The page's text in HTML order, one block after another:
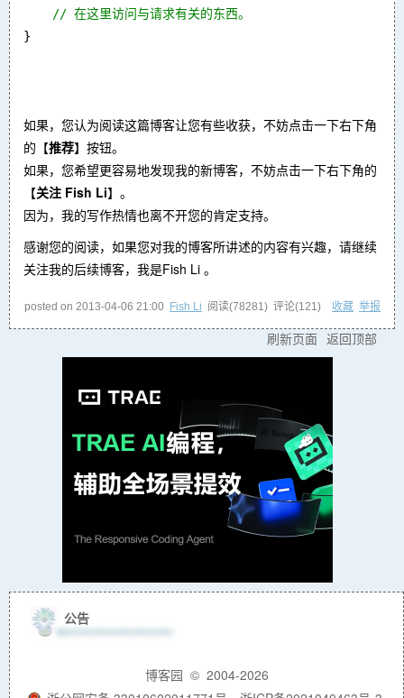
}
如果，您认为阅读这篇博客让您有些收获，不妨点击一下右下角
的 【推荐】 按钮。
如果，您希望更容易地发现我的新博客，不妨点击一下右下角的
【关注 Fish Li】 。
因为，我的写作热情也离不开您的肯定支持。
感谢您的阅读，如果您对我的博客所讲述的内容有兴趣，请继续
关注我的后续博客，我是Fish Li 。
posted on 2013-04-06 21:00 Fish Li 阅读(78281) 评论(121) 收藏 举报
刷新页面 返回顶部
公告
博客园 © 2004-2026